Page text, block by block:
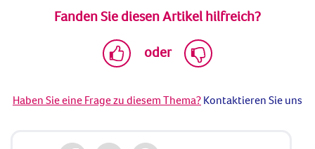
Fanden Sie diesen Artikel hilfreich?
oder
Haben Sie eine Frage zu diesem Thema? Kontaktieren Sie uns